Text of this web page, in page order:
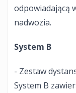
odpowiadającą
nadwozia.
System B
- Zestaw
System B